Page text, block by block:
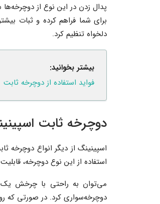
پدال زدن در این نوع از دوچرخه‌ها
برای شما فراهم کرده و ثبات
دلخواه تنظیم کرد.
بیشتر بخوانید:
فواید استفاده از دوچرخه ثابت
دوچرخه ثابت
اسپینینگ از دیگر انواع
استفاده از این نوع دوچرخه،
می‌توان به راحتی با چرخش یک
دوچرخه‌سواری کرد. در صورتی که